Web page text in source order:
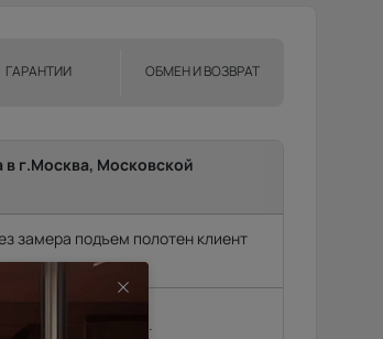
ГАРАНТИИ ОБМЕН И ВОЗВРАТ
г.Москва, Московской
замера подъем полотен клиент
2 500 руб.